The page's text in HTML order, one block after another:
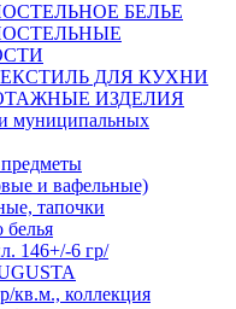
БЕЛЬЕ
ДЛЯ КУХНИ
ИЗДЕЛИЯ
муниципальных
и вафельные)
тапочки
белья
146+/-6 гр/
кв.м., коллекция